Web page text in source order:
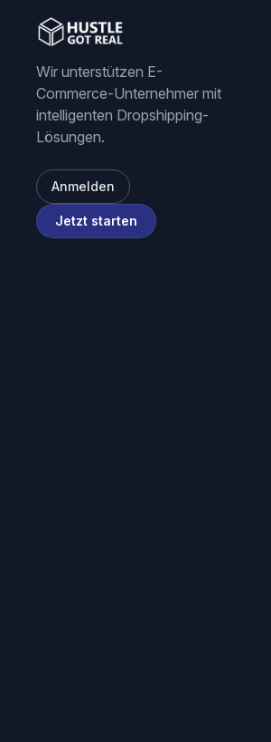
Wir unterstützen E-
Commerce-Unternehmer mit
intelligenten Dropshipping-
Lösungen.
Anmelden
Jetzt starten